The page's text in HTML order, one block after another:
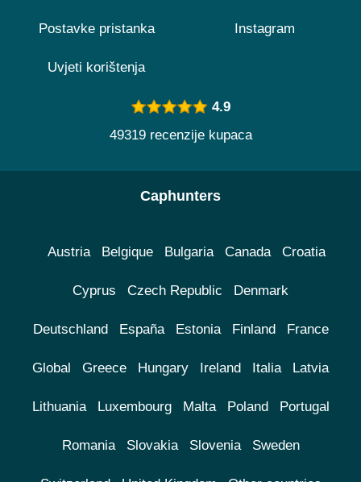
Postavke pristanka
Uvjeti korištenja
Instagram
4.9
49319 recenzije kupaca
Caphunters
Austria Belgique Bulgaria Canada Croatia
Cyprus Czech Republic Denmark
Deutschland España Estonia Finland France
Global Greece Hungary Ireland Italia Latvia
Lithuania Luxembourg Malta Poland Portugal
Romania Slovakia Slovenia Sweden